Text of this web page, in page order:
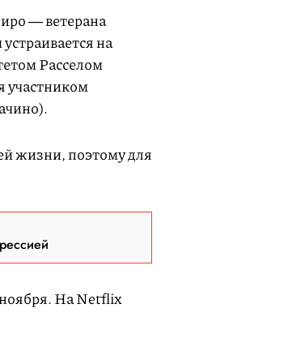
― ветерана
на
Расселом
участником
жизни, поэтому для
ноября. На Netflix